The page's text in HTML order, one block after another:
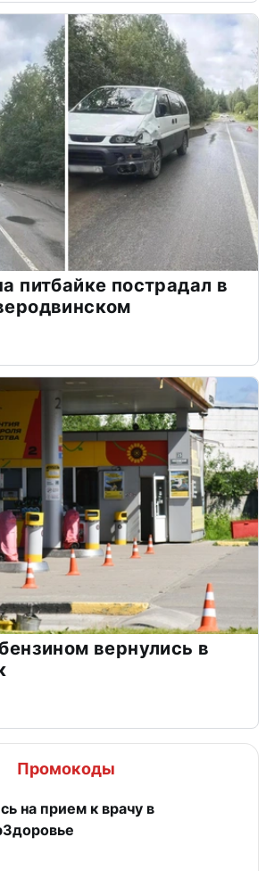
питбайке пострадал в
вернулись в
Промокоды
на прием к врачу в